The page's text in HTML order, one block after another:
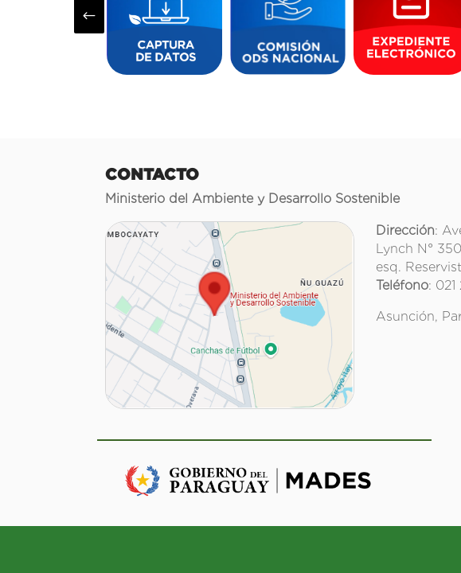
#
CONTACTO
Ministerio del Ambiente y Desarrollo Sostenible
Dirección:
Lynch N°
esq.
Teléfono:
Asunción,